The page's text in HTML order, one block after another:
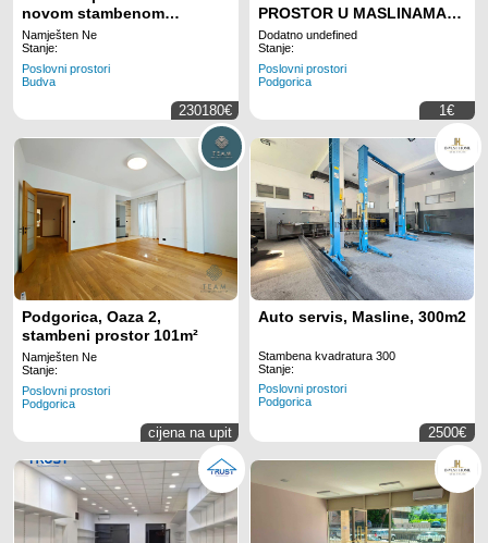
novom stambenom
kompleksu sa dva bazena u
Becicima (Mogucnost
odlozenog placanja)
Namješten Ne
Stanje:
Poslovni prostori
Budva
230180€
PROSTOR U MASLINAMA
73m 067/304-668069/304-
128
Dodatno undefined
Stanje:
Poslovni prostori
Podgorica
1€
Podgorica, Oaza 2,
stambeni prostor 101m²
Namješten Ne
Stanje:
Poslovni prostori
Podgorica
cijena na upit
Auto servis, Masline, 300m2
Stambena kvadratura 300
Stanje:
Poslovni prostori
Podgorica
2500€